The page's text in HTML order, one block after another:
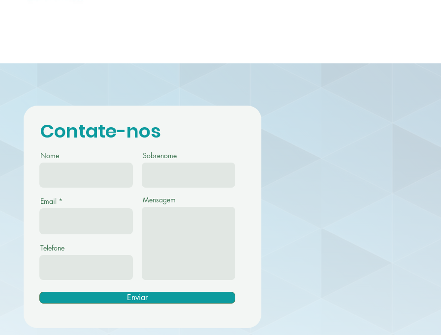
Contate-nos
Nome Sobrenome
Email
Telefone
Mensagem
Enviar